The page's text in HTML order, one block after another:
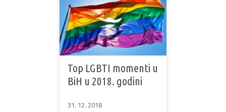
Top LGBTI momenti u
BiH u 2018. godini
31. 12. 2018